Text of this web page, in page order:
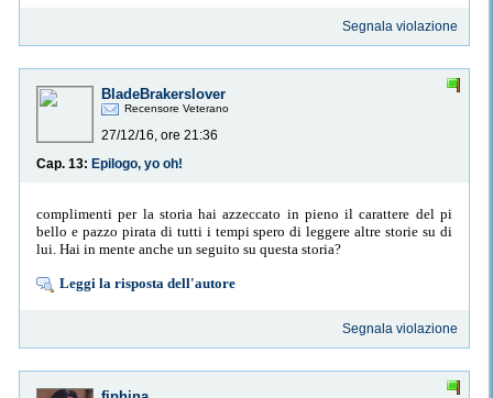
Segnala violazione
BladeBrakerslover
Recensore Veterano
27/12/16, ore 21:36
Cap. 13: Epilogo, yo oh!
complimenti per la storia hai azzeccato in pieno il carattere del pi
bello e pazzo pirata di tutti i tempi spero di leggere altre storie su di
lui. Hai in mente anche un seguito su questa storia?
Leggi la risposta dell'autore
Segnala violazione